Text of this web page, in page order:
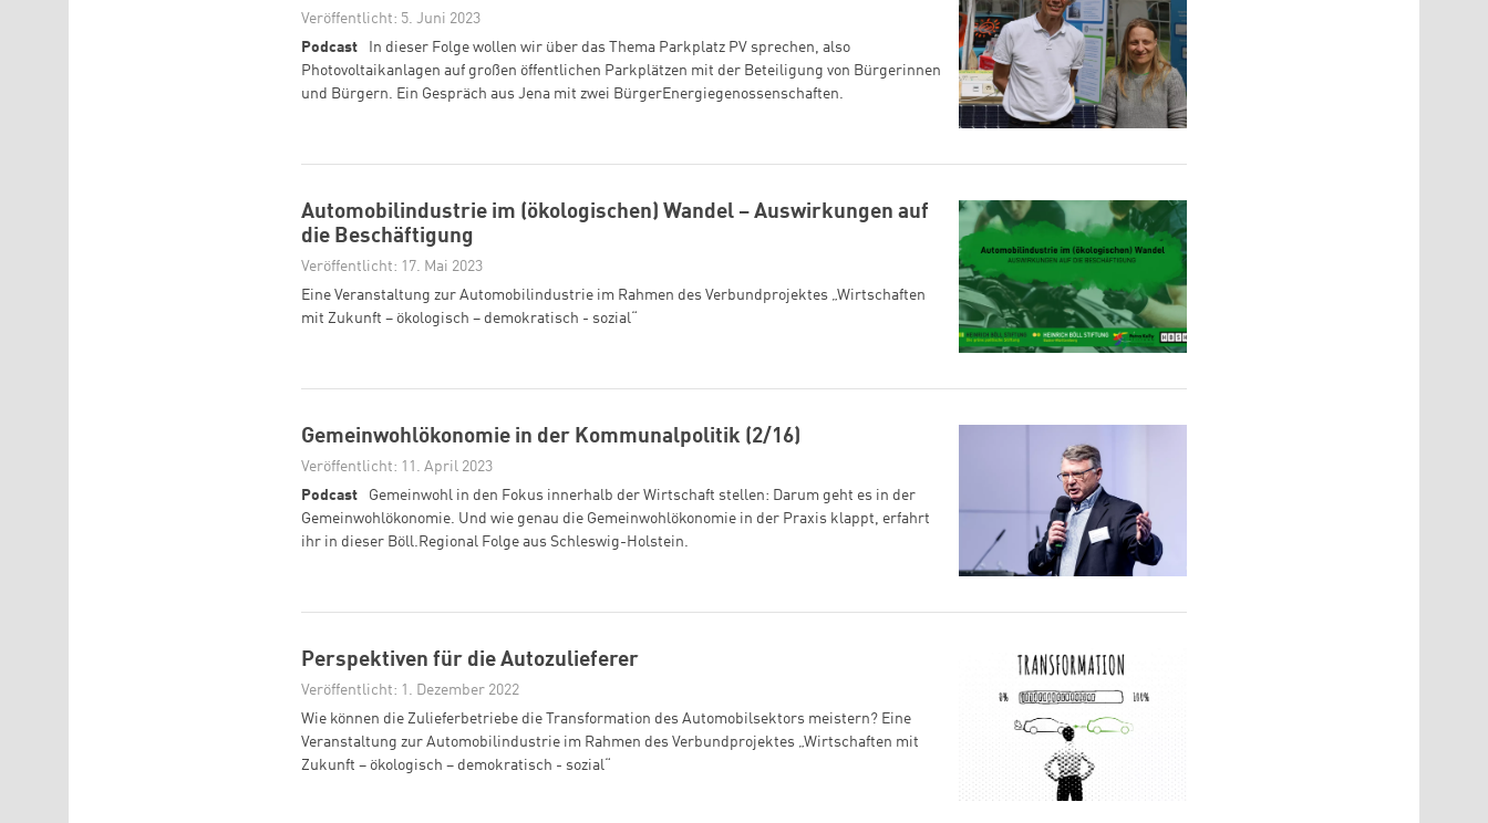
Veröffentlicht: 5. Juni 2023
Podcast
In dieser Folge wollen wir über das Thema Parkplatz PV sprechen, also
Photovoltaikanlagen auf großen öffentlichen Parkplätzen mit der Beteiligung von Bürgerinnen
und Bürgern. Ein Gespräch aus Jena mit zwei BürgerEnergiegenossenschaften.
Automobilindustrie im (ökologischen) Wandel – Auswirkungen auf
die Beschäftigung
Veröffentlicht: 17. Mai 2023
Eine Veranstaltung zur Automobilindustrie im Rahmen des Verbundprojektes „Wirtschaften
mit Zukunft – ökologisch – demokratisch - sozial“
Gemeinwohlökonomie in der Kommunalpolitik (2/16)
Veröffentlicht: 11. April 2023
Podcast
Gemeinwohl in den Fokus innerhalb der Wirtschaft stellen: Darum geht es in der
Gemeinwohlökonomie. Und wie genau die Gemeinwohlökonomie in der Praxis klappt, erfahrt
ihr in dieser Böll.Regional Folge aus Schleswig-Holstein.
Perspektiven für die Autozulieferer
Veröffentlicht: 1. Dezember 2022
Wie können die Zulieferbetriebe die Transformation des Automobilsektors meistern? Eine
Veranstaltung zur Automobilindustrie im Rahmen des Verbundprojektes „Wirtschaften mit
Zukunft – ökologisch – demokratisch - sozial“